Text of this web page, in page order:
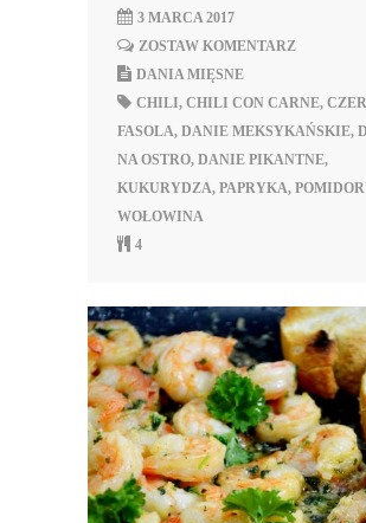
3 MARCA 2017
ZOSTAW KOMENTARZ
DANIA MIĘSNE
CHILI, CHILI CON CARNE,
FASOLA, DANIE MEKSYKAŃSKIE,
NA OSTRO, DANIE PIKANTNE,
KUKURYDZA, PAPRYKA,
WOŁOWINA
4